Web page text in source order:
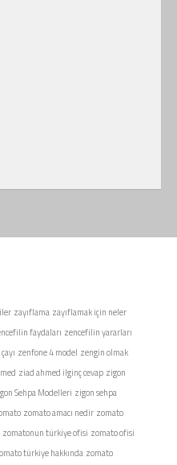
zayıflama zayıflamak için neler
faydaları zencefilin yararları
zenfone 4 model zengin olmak
ziad ahmed ilginç cevap zigon
Sehpa Modelleri zigon sehpa
zomato amacı nedir zomato
zomatonun türkiye ofisi zomato ofisi
türkiye hakkında zomato